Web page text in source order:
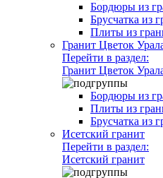
Бордюры из
Брусчатка из
Плиты из
Гранит Цветок
Перейти в раздел:
Гранит Цветок
Бордюры из
Плиты из
Брусчатка из
Исетский гранит
Перейти в раздел:
Исетский гранит